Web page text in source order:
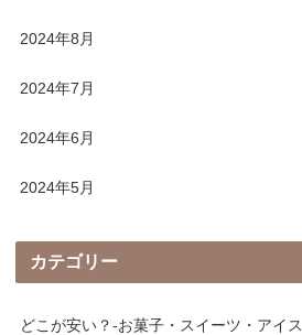
2024年8月
2024年7月
2024年6月
2024年5月
カテゴリー
どこが安い？-お菓子・スイーツ・アイス